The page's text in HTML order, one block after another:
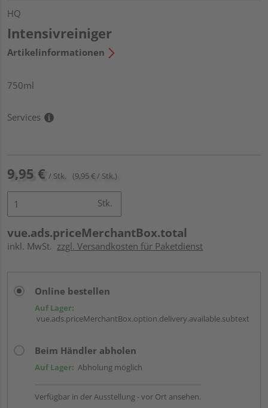
HQ
Intensivreiniger
Artikelinformationen
750ml
Services
9,95 € / Stk. (9,95 € / Stk.)
Stk.
vue.ads.priceMerchantBox.total
inkl. MwSt. zzgl. Versandkosten für Paketdienst
Online bestellen
Auf Lager:
vue.ads.priceMerchantBox.option.delivery.available.subtext
Beim Händler abholen
Auf Lager: Abholung möglich
Verfügbar in der Ausstellung - vor Ort ansehen.